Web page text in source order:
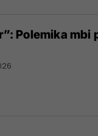
Polemika